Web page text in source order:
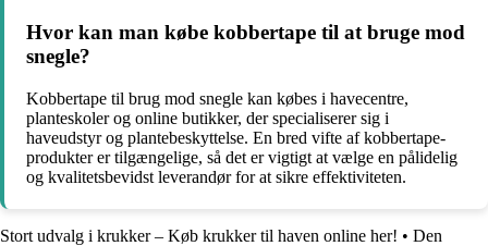
Hvor kan man købe kobbertape til at bruge mod
snegle?
Kobbertape til brug mod snegle kan købes i havecentre,
planteskoler og online butikker, der specialiserer sig i
haveudstyr og plantebeskyttelse. En bred vifte af kobbertape-
produkter er tilgængelige, så det er vigtigt at vælge en pålidelig
og kvalitetsbevidst leverandør for at sikre effektiviteten.
Stort udvalg i krukker – Køb krukker til haven online her! • Den